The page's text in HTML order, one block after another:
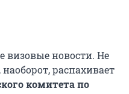
визовые новости. Не
распахивает
комитета по